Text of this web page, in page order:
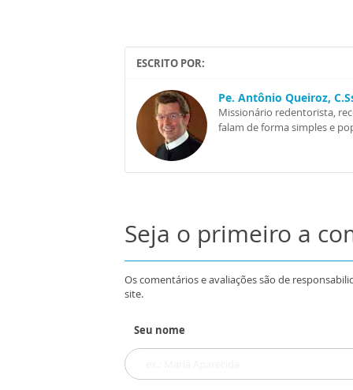
ESCRITO POR:
Pe. Antônio Queiroz,
Missionário redentorista,
falam de forma simples e
Seja o primeiro a
Os comentários e avaliações são de
site.
Seu nome